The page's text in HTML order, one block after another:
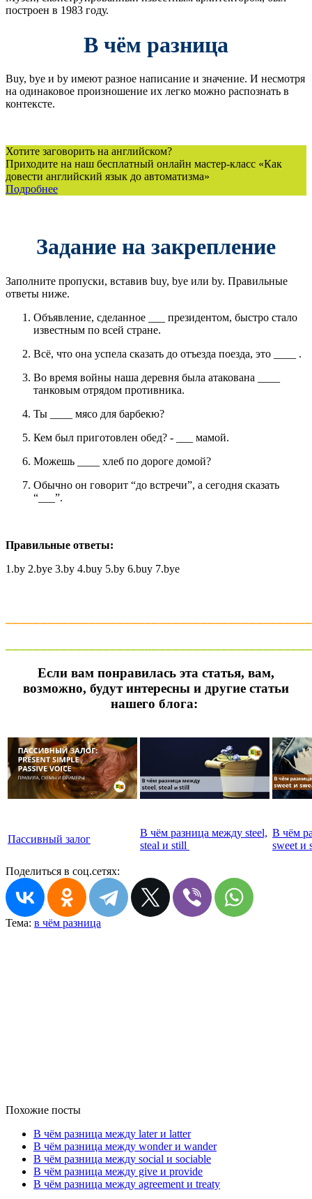
построен в 1983 году.
В чём разница
Buy, bye и by имеют разное написание и значение. И несмотря
на одинаковое произношение их легко можно распознать в
контексте.
Хотите заговорить на английском?
Приходите на наш бесплатный онлайн мастер-класс «Как
довести английский язык до автоматизма»
Подробнее
Задание на закрепление
Заполните пропуски, вставив buy, bye или by. Правильные
ответы ниже.
Объявление, сделанное ___ президентом, быстро стало
известным по всей стране.
Всё, что она успела сказать до отъезда поезда, это ____ .
Во время войны наша деревня была атакована ____
танковым отрядом противника.
Ты ____ мясо для барбекю?
Кем был приготовлен обед? - ___ мамой.
Можешь ____ хлеб по дороге домой?
Обычно он говорит “до встречи”, а сегодня сказать
“___”.
Правильные ответы:
1.by 2.bye 3.by 4.buy 5.by 6.buy 7.bye
Если вам понравилась эта статья, вам,
возможно, будут интересны и другие статьи
нашего блога:
Пассивный залог
В чём разница между steel,
steal и still
В чём
sweet и
Поделиться в соц.сетях:
Тема: в чём разница
Похожие посты
В чём разница между later и latter
В чём разница между wonder и wander
В чём разница между social и sociable
В чём разница между give и provide
В чём разница между agreement и treaty